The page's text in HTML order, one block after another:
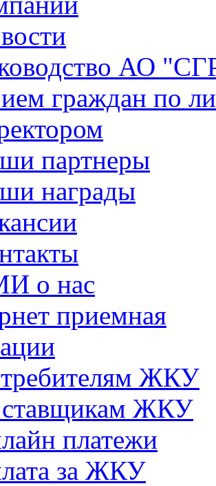
АО
граждан по
партнеры
награды
о нас
приемная
ЖКУ
ЖКУ
платежи
за ЖКУ